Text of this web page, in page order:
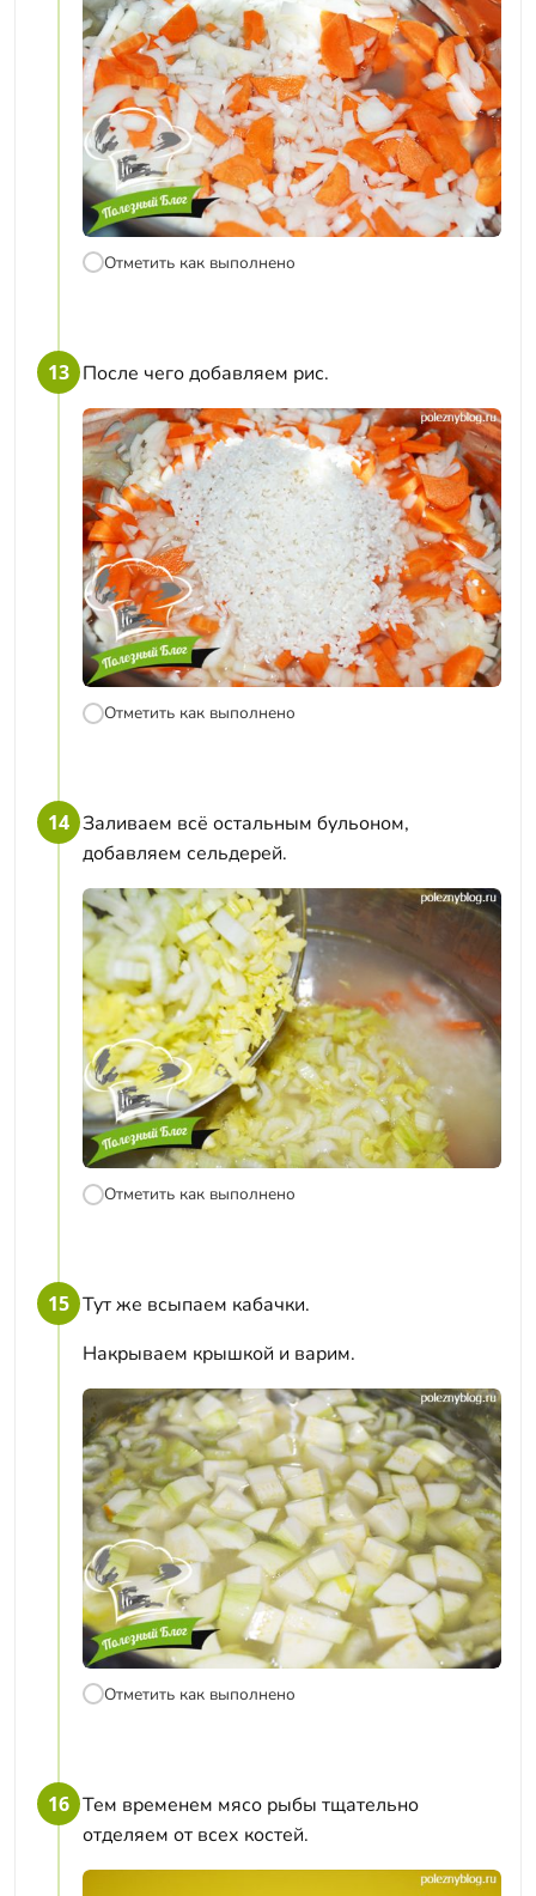
Отметить как выполнено
13 После чего добавляем рис.
Отметить как выполнено
14 Заливаем всё остальным бульоном,
добавляем сельдерей.
Отметить как выполнено
15 Тут же всыпаем кабачки.
Накрываем крышкой и варим.
Отметить как выполнено
16 Тем временем мясо рыбы тщательно
отделяем от всех костей.